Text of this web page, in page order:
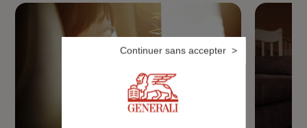
Continuer sans accepter